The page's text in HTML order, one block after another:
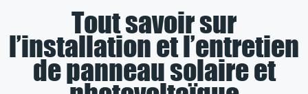
Tout savoir sur
l’installation et l’entretien
de panneau solaire et